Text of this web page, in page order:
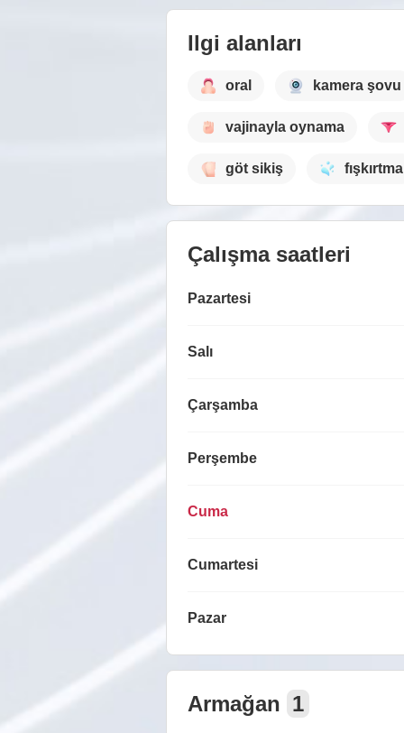
Ilgi alanları
oral kamera şovu
vajinayla oynama
göt sikiş fışkırtma
Çalışma saatleri
Pazartesi
Salı
Çarşamba
Perşembe
Cuma
Cumartesi
Pazar
Armağan 1